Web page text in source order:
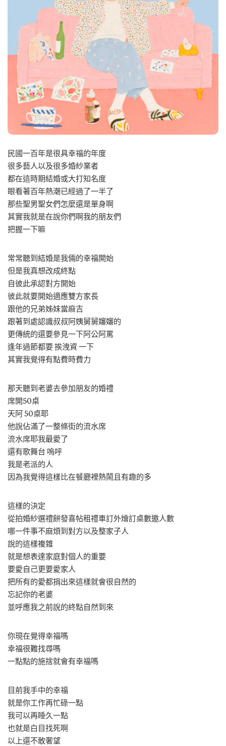
民國一百年是很具幸福的年度
很多藝人以及很多婚紗業者
都在這時期結婚或大打知名度
眼看著百年熱潮已經過了一半了
那些聖男聖女們怎麼還是單身啊
其實我就是在說你們啊我的朋友們
把握一下嘛
常常聽到結婚是我倆的幸福開始
但是我真想改成終點
自彼此承認對方開始
彼此就要開始適應雙方家長
跟他的兄弟姊妹當麻吉
跟著到處認識叔叔阿姨舅舅嬸嬸的
更傳統的還要參見一下阿公阿罵
逢年過節都要 挨洩資 一下
其實我覺得有點費時費力
那天聽到老婆去參加朋友的婚禮
席開50桌
天阿 50桌耶
他說佔滿了一整條街的流水席
流水席耶我最愛了
還有歌舞台 嗚呼
我是老派的人
因為我覺得這樣比在餐廳裡熱鬧且有趣的多
這樣的決定
從拍婚紗選禮餅發喜帖租禮車訂外燴訂桌數邀人數
哪一件事不麻煩到對方以及整家子人
說的這樣複雜
就是想表達家庭對個人的重要
要愛自己更要愛家人
把所有的愛都捐出來這樣就會很自然的
忘記你的老婆
並呼應我之前說的終點自然到來
你現在覺得幸福嗎
幸福很難找尋嗎
一點點的施捨就會有幸福嗎
目前我手中的幸福
就是你工作再忙碌一點
我可以再睡久一點
也就是白目找死啊
以上還不敢奢望